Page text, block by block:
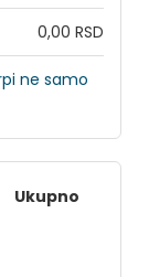
0,00 RSD
ne samo
Ukupno